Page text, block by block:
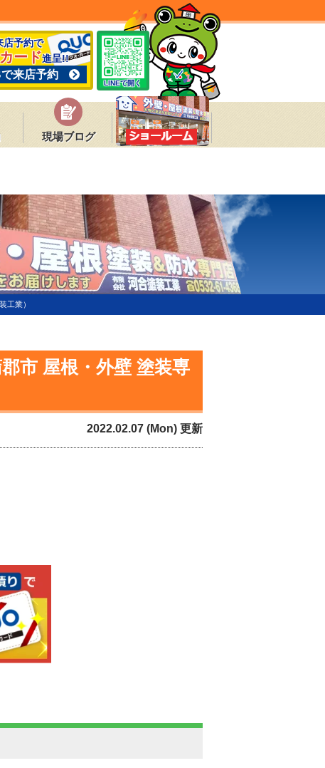
店予約で
ード進呈!!
来店予約
LINEで開く
現場ブログ
工業）
市 屋根・外壁 塗装専
2022.02.07 (Mon) 更新